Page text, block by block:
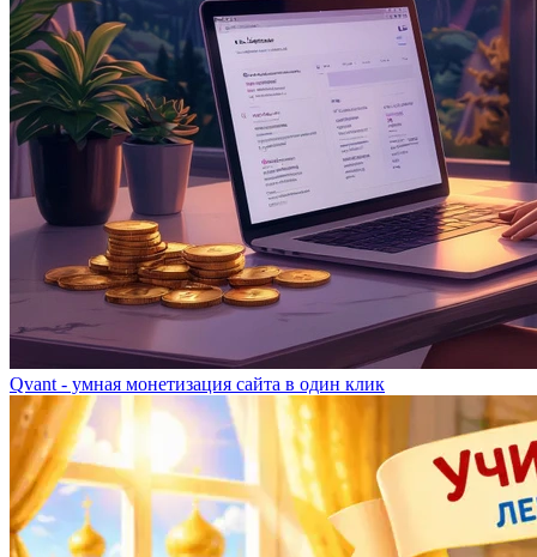
Qvant - умная монетизация сайта в один клик